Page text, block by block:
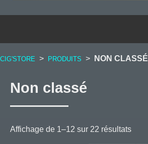
CIG'STORE > PRODUITS > NON CLASSÉ
Non classé
Affichage de 1–12 sur 22 résultatsTrié